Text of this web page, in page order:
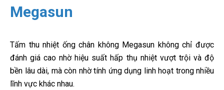
Megasun
Tấm thu nhiệt ống chân không Megasun không chỉ được
đánh giá cao nhờ hiệu suất hấp thụ nhiệt vượt trội và độ
bền lâu dài, mà còn nhờ tính ứng dụng linh hoạt trong nhiều
lĩnh vực khác nhau.